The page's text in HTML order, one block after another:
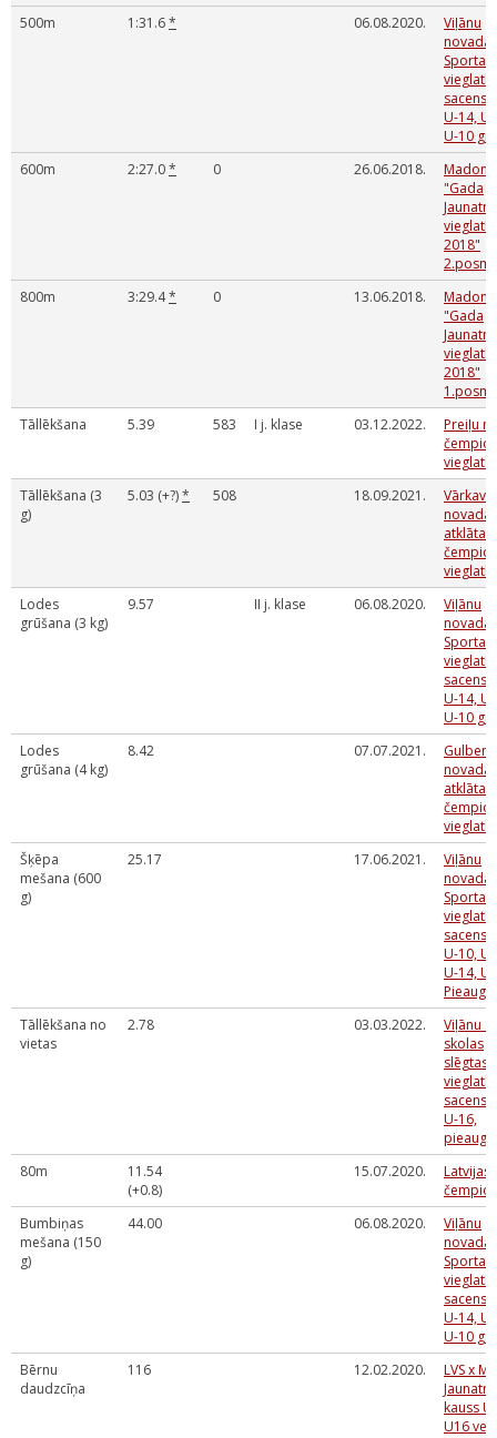
500m
1:31.6* 06.08.2020.
Viļānu
novada
Sporta
U-14,
U-10
600m
2:27.0* 0 26.06.2018.
"Gada
2018"
2.posms
800m
3:29.4* 0 13.06.2018.
"Gada
2018"
1.posms
Tāllēkšana
5.39 583 I j. klase 03.12.2022.
Preiļu
Tāllēkšana (3
g)
5.03 (+?)* 508 18.09.2021.
novada
atklātais
Lodes
grūšana (3 kg)
9.57 II j. klase 06.08.2020.
Viļānu
novada
Sporta
U-14,
U-10
Lodes
grūšana (4 kg)
8.42 07.07.2021.
novada
atklātais
Šķēpa
mešana (600
g)
25.17 17.06.2021.
Viļānu
novada
Sporta
U-10,
U-14,
Tāllēkšana no
vietas
2.78 03.03.2022.
Viļānu
skolas
slēgtas
U-16,
80m
11.54
(+0.8)
15.07.2020.
Latvijas
Bumbiņas
mešana (150
g)
44.00 06.08.2020.
Viļānu
novada
Sporta
U-14,
U-10
Bērnu
daudzcīņa
116 12.02.2020.
LVS x
kauss
U16